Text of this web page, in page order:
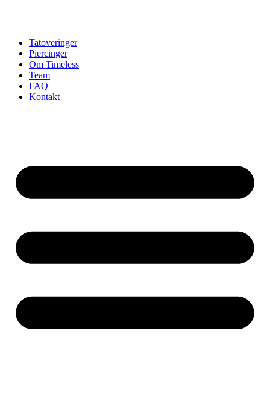
Tatoveringer
Piercinger
Om Timeless
Team
FAQ
Kontakt